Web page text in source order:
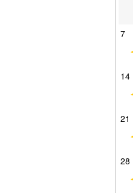
7
14
21
28